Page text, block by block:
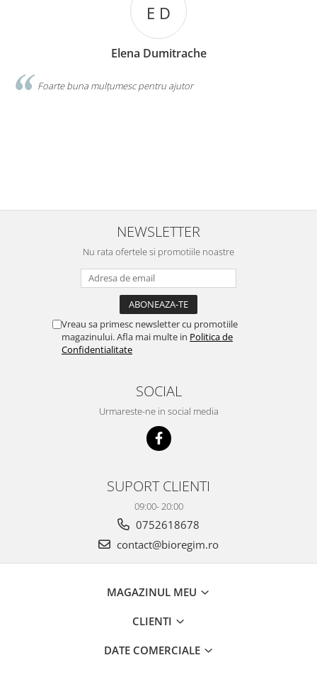
E D
Elena Dumitrache
Foarte buna mulțumesc pentru ajutor
NEWSLETTER
Nu rata ofertele si promotiile noastre
Vreau sa primesc newsletter cu promotiile
magazinului. Afla mai multe in Politica de
Confidentialitate
SOCIAL
Urmareste-ne in social media
SUPORT CLIENTI
09:00- 20:00
0752618678
contact@bioregim.ro
MAGAZINUL MEU
CLIENTI
DATE COMERCIALE